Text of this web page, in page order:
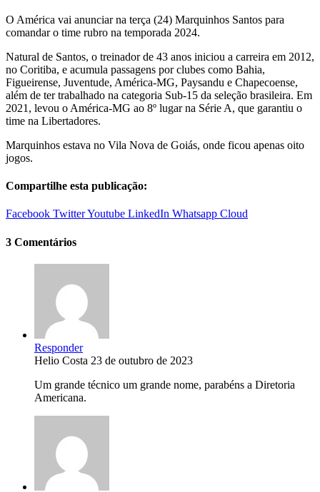
O América vai anunciar na terça (24) Marquinhos Santos para
comandar o time rubro na temporada 2024.
Natural de Santos, o treinador de 43 anos iniciou a carreira em 2012,
no Coritiba, e acumula passagens por clubes como Bahia,
Figueirense, Juventude, América-MG, Paysandu e Chapecoense,
além de ter trabalhado na categoria Sub-15 da seleção brasileira. Em
2021, levou o América-MG ao 8º lugar na Série A, que garantiu o
time na Libertadores.
Marquinhos estava no Vila Nova de Goiás, onde ficou apenas oito
jogos.
Compartilhe esta publicação:
Facebook TwitterYoutube LinkedIn Whatsapp Cloud
3 Comentários
Responder
Helio Costa 23 de outubro de 2023
Um grande técnico um grande nome, parabéns a Diretoria
Americana.